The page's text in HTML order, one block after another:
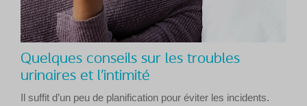
Quelques conseils sur les troubles
urinaires et l’intimité
Il suffit d’un peu de planification pour éviter les incidents.